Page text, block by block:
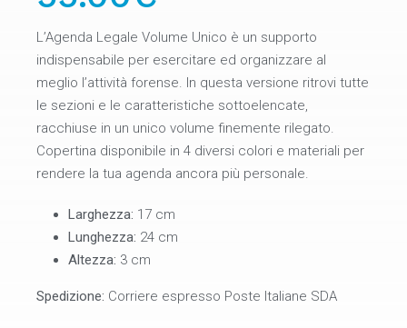
L’Agenda Legale Volume Unico è un supporto
indispensabile per esercitare ed organizzare al
meglio l’attività forense. In questa versione ritrovi tutte
le sezioni e le caratteristiche sottoelencate,
racchiuse in un unico volume finemente rilegato.
Copertina disponibile in 4 diversi colori e materiali per
rendere la tua agenda ancora più personale.
Larghezza: 17 cm
Lunghezza: 24 cm
Altezza: 3 cm
Spedizione: Corriere espresso Poste Italiane SDA